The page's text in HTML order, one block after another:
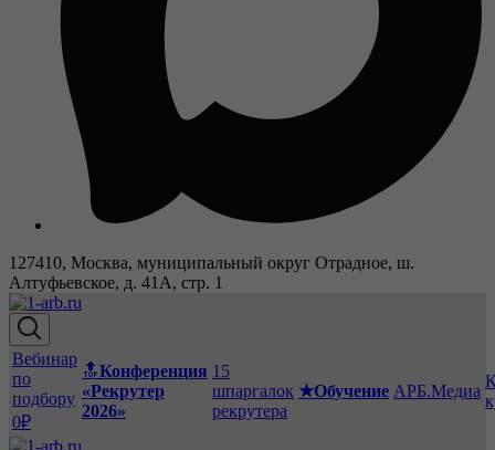
127410, Москва, муниципальный округ Отрадное, ш.
Алтуфьевское, д. 41А, стр. 1
Вебинар
по
подбору
0₽
🔝Конференция
«Рекрутер
2026»
15
шпаргалок
рекрутера
★Обучение АРБ.Медиа